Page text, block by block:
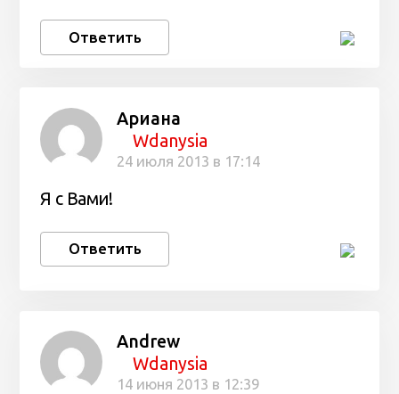
Ответить
Ариана
Wdanysia
24 июля 2013 в 17:14
Я с Вами!
Ответить
Andrew
Wdanysia
14 июня 2013 в 12:39